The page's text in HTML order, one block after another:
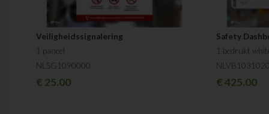
Veiligheidssignalering
1 paneel
NLSG1090000
€25.00
Safety
1 bedrukt
€425.00